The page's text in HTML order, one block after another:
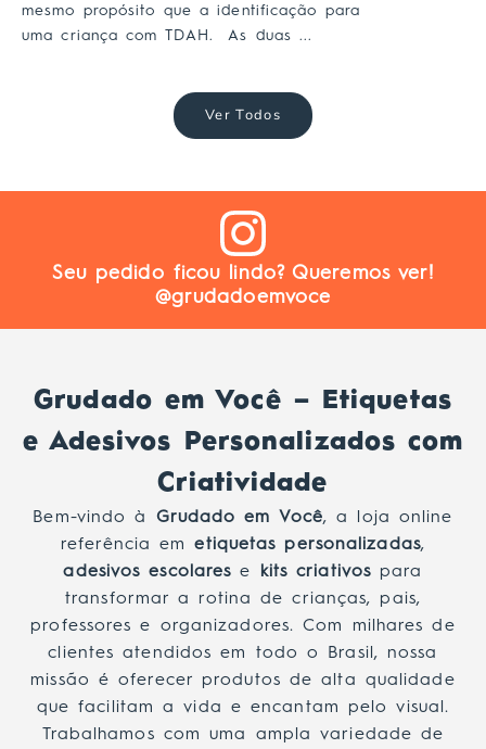
mesmo propósito que a identificação para
uma criança com TDAH. As duas ...
Ver Todos
Seu pedido ficou lindo? Queremos ver!
@grudadoemvoce
Grudado em Você – Etiquetas
e Adesivos Personalizados com
Criatividade
Bem-vindo à Grudado em Você, a loja online
referência emetiquetas personalizadas,
adesivos escolares e kits criativos para
transformar a rotina de crianças, pais,
professores e organizadores. Com milhares de
clientes atendidos em todo o Brasil, nossa
missão é oferecer produtos de alta qualidade
que facilitam a vida e encantam pelo visual.
Trabalhamos com uma ampla variedade de